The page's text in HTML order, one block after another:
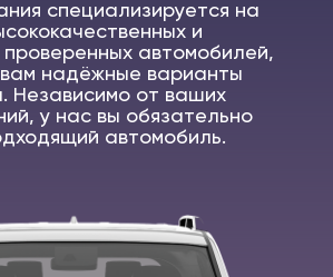
специализируется на
и
автомобилей,
надёжные варианты
Независимо от ваших
у нас вы обязательно
автомобиль.